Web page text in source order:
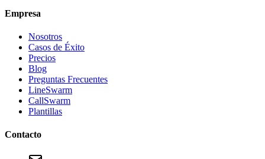
Empresa
Nosotros
Casos de Éxito
Precios
Blog
Preguntas Frecuentes
LineSwarm
CallSwarm
Plantillas
Contacto